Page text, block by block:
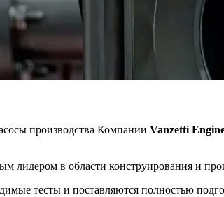
производства Компании Vanzetti
лидером в области конструирования и
тесты и поставляются полностью